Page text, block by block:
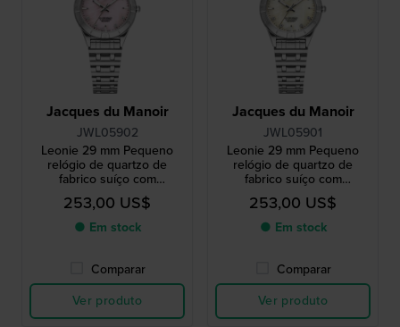
Jacques du Manoir
JWL05902
Leonie 29 mm Pequeno
relógio de quartzo de
fabrico suíço com
mostrador Madrepérola e
índices em cristal
253,00 US$
● Em stock
Comparar
Ver produto
Jacques du Manoir
JWL05901
Leonie 29 mm Pequeno
relógio de quartzo de
fabrico suíço com
mostrador Madrepérola e
índices em cristal
253,00 US$
● Em stock
Comparar
Ver produto